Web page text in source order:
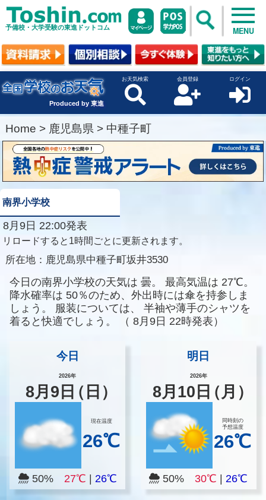
予備校・大学受験の東進ドットコム MENU
Produced by 東進
お天気検索 会員登録 ログイン
Home > 鹿児島県 > 中種子町
南界小学校
8月9日 22:00発表
リロードすると1時間ごとに更新されます。
所在地： 鹿児島県中種子町坂井3530
今日の南界小学校の天気は 曇。 最高気温は 27℃。
降水確率は 50％のため、外出時には傘を持参しま
しょう。
服装については、
半袖や薄手のシャツを
着ると快適でしょう。
（ 8月9日 22時発表）
今日
2026年
8月 9 日（日）
現在温度
26℃
50% 27℃ 26℃
明日
2026年
8月 10 日（月）
同時刻の
予想温度
26℃
50%30℃ |26℃